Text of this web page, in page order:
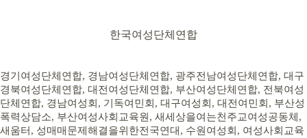
한국여성단체연합
경기여성단체연합, 경남여성단체연합, 광주전남여성단체연합, 대구
경북여성단체연합, 대전여성단체연합, 부산여성단체연합, 전북여성
단체연합, 경남여성회, 기독여민회, 대구여성회, 대전여민회, 부산성
폭력상담소, 부산여성사회교육원, 새세상을여는천주교여성공동체,
새움터, 성매매문제해결을위한전국연대, 수원여성회, 여성사회교육